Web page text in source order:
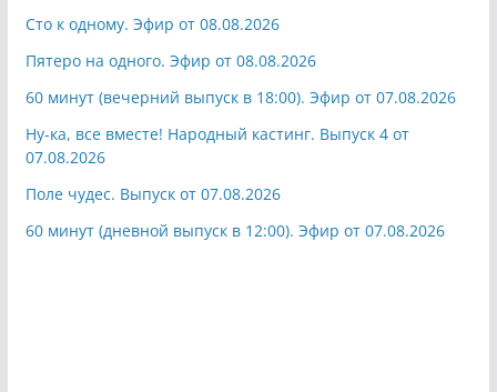
Сто к одному. Эфир от 08.08.2026
Пятеро на одного. Эфир от 08.08.2026
60 минут (вечерний выпуск в 18:00). Эфир от 07.08.2026
Ну-ка, все вместе! Народный кастинг. Выпуск 4 от
07.08.2026
Поле чудес. Выпуск от 07.08.2026
60 минут (дневной выпуск в 12:00). Эфир от 07.08.2026